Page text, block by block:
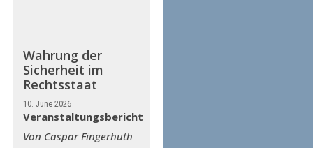
Wahrung der
Sicherheit im
Rechtsstaat
10. June 2026
Veranstaltungsbericht
Von Caspar Fingerhuth